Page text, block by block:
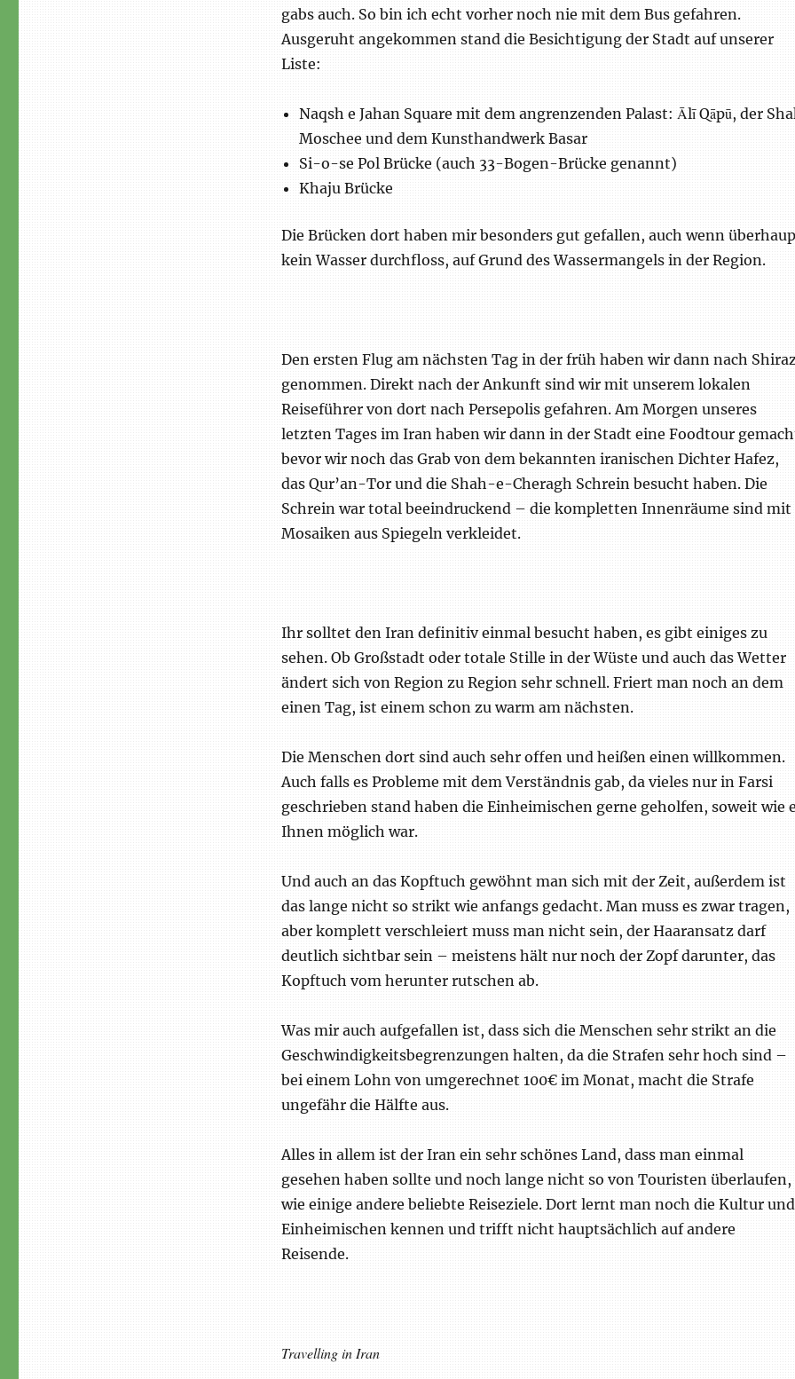
gabs auch. So bin ich echt vorher noch nie mit dem Bus gefahren.
Ausgeruht angekommen stand die Besichtigung der Stadt auf unserer
Liste:
Naqsh e Jahan Square mit dem angrenzenden Palast: Ālī Qāpū, der
Moschee und dem Kunsthandwerk Basar
Si-o-se Pol Brücke (auch 33-Bogen-Brücke genannt)
Khaju Brücke
Die Brücken dort haben mir besonders gut gefallen, auch wenn
kein Wasser durchfloss, auf Grund des Wassermangels in der Region.
Den ersten Flug am nächsten Tag in der früh haben wir dann nach
genommen. Direkt nach der Ankunft sind wir mit unserem lokalen
Reiseführer von dort nach Persepolis gefahren. Am Morgen unseres
letzten Tages im Iran haben wir dann in der Stadt eine Foodtour
bevor wir noch das Grab von dem bekannten iranischen Dichter Hafez,
das Qur’an-Tor und die Shah-e-Cheragh Schrein besucht haben. Die
Schrein war total beeindruckend – die kompletten Innenräume sind mit
Mosaiken aus Spiegeln verkleidet.
Ihr solltet den Iran definitiv einmal besucht haben, es gibt einiges zu
sehen. Ob Großstadt oder totale Stille in der Wüste und auch das Wetter
ändert sich von Region zu Region sehr schnell. Friert man noch an dem
einen Tag, ist einem schon zu warm am nächsten.
Die Menschen dort sind auch sehr offen und heißen einen willkommen.
Auch falls es Probleme mit dem Verständnis gab, da vieles nur in Farsi
geschrieben stand haben die Einheimischen gerne geholfen, soweit wie
Ihnen möglich war.
Und auch an das Kopftuch gewöhnt man sich mit der Zeit, außerdem ist
das lange nicht so strikt wie anfangs gedacht. Man muss es zwar tragen,
aber komplett verschleiert muss man nicht sein, der Haaransatz darf
deutlich sichtbar sein – meistens hält nur noch der Zopf darunter, das
Kopftuch vom herunter rutschen ab.
Was mir auch aufgefallen ist, dass sich die Menschen sehr strikt an die
Geschwindigkeitsbegrenzungen halten, da die Strafen sehr hoch sind –
bei einem Lohn von umgerechnet 100€ im Monat, macht die Strafe
ungefähr die Hälfte aus.
Alles in allem ist der Iran ein sehr schönes Land, dass man einmal
gesehen haben sollte und noch lange nicht so von Touristen überlaufen,
wie einige andere beliebte Reiseziele. Dort lernt man noch die Kultur und
Einheimischen kennen und trifft nicht hauptsächlich auf andere
Reisende.
Travelling in Iran